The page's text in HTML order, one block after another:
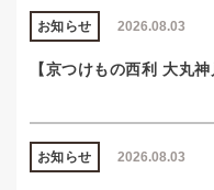
2026.08.03
お知らせ
【京つけもの西利 大丸
2026.08.03
お知らせ